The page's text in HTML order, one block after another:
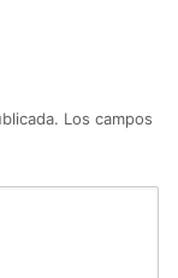
Los campos